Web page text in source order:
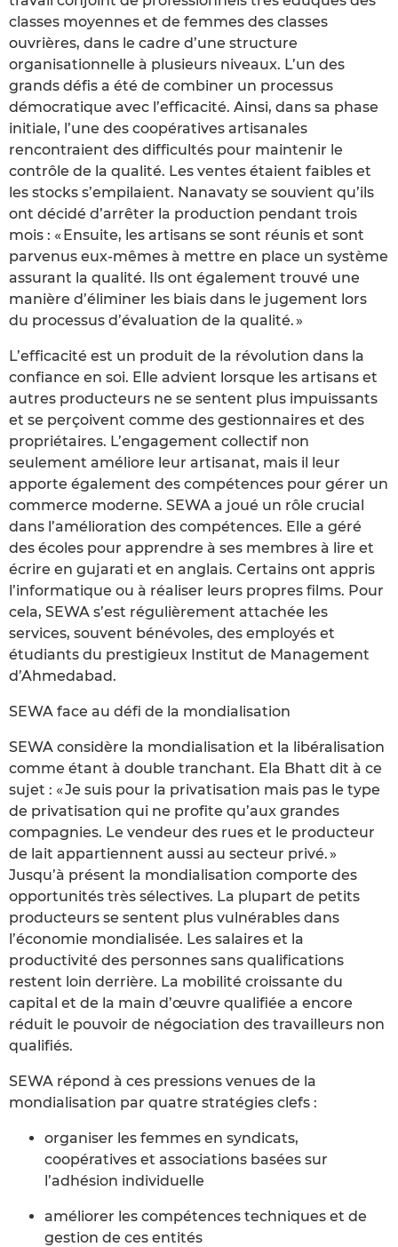
classes moyennes et de femmes des classes
ouvrières, dans le cadre d’une structure
organisationnelle à plusieurs niveaux. L’un des
grands défis a été de combiner un processus
démocratique avec l’efficacité. Ainsi, dans sa phase
initiale, l’une des coopératives artisanales
rencontraient des difficultés pour maintenir le
contrôle de la qualité. Les ventes étaient faibles et
les stocks s’empilaient. Nanavaty se souvient qu’ils
ont décidé d’arrêter la production pendant trois
mois : « Ensuite, les artisans se sont réunis et sont
parvenus eux-mêmes à mettre en place un système
assurant la qualité. Ils ont également trouvé une
manière d’éliminer les biais dans le jugement lors
du processus d’évaluation de la qualité. »
L’efficacité est un produit de la révolution dans la
confiance en soi. Elle advient lorsque les artisans et
autres producteurs ne se sentent plus impuissants
et se perçoivent comme des gestionnaires et des
propriétaires. L’engagement collectif non
seulement améliore leur artisanat, mais il leur
apporte également des compétences pour gérer un
commerce moderne. SEWA a joué un rôle crucial
dans l’amélioration des compétences. Elle a géré
des écoles pour apprendre à ses membres à lire et
écrire en gujarati et en anglais. Certains ont appris
l’informatique ou à réaliser leurs propres films. Pour
cela, SEWA s’est régulièrement attachée les
services, souvent bénévoles, des employés et
étudiants du prestigieux Institut de Management
d’Ahmedabad.
SEWA face au défi de la mondialisation
SEWA considère la mondialisation et la libéralisation
comme étant à double tranchant. Ela Bhatt dit à ce
sujet : « Je suis pour la privatisation mais pas le type
de privatisation qui ne profite qu’aux grandes
compagnies. Le vendeur des rues et le producteur
de lait appartiennent aussi au secteur privé. »
Jusqu’à présent la mondialisation comporte des
opportunités très sélectives. La plupart de petits
producteurs se sentent plus vulnérables dans
l’économie mondialisée. Les salaires et la
productivité des personnes sans qualifications
restent loin derrière. La mobilité croissante du
capital et de la main d’œuvre qualifiée a encore
réduit le pouvoir de négociation des travailleurs non
qualifiés.
SEWA répond à ces pressions venues de la
mondialisation par quatre stratégies clefs :
organiser les femmes en syndicats,
coopératives et associations basées sur
l’adhésion individuelle
améliorer les compétences techniques et de
gestion de ces entités